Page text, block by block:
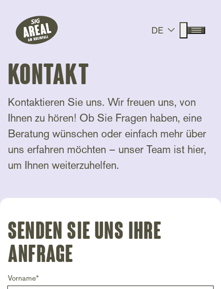
Header
SIG Gemeinnützige Stiftung
DE
Suche
Menü
Hauptnavigation
Kontakt
Kontaktieren Sie uns. Wir freuen uns, von
Ihnen zu hören! Ob Sie Fragen haben, eine
Beratung wünschen oder einfach mehr über
uns erfahren möchten – unser Team ist hier,
um Ihnen weiterzuhelfen.
Senden Sie uns Ihre
Anfrage
Vorname*